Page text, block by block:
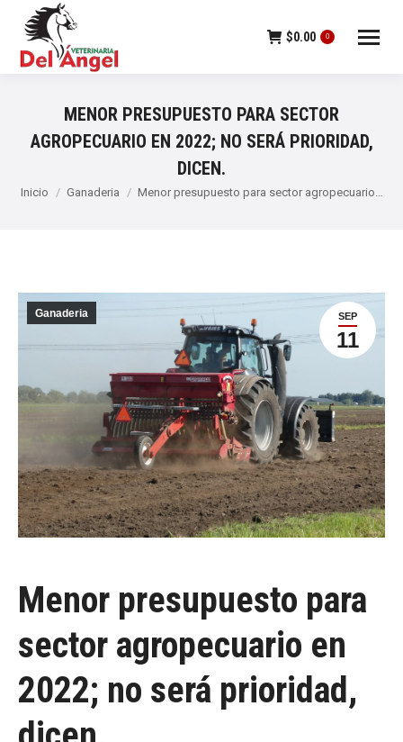
$0.00 0
MENOR PRESUPUESTO PARA SECTOR
AGROPECUARIO EN 2022; NO SERÁ PRIORIDAD,
DICEN.
Estás aquí:
Inicio Ganaderia Menor presupuesto para sector agropecuario…
SEP
11
Ganaderia
Menor presupuesto para
sector agropecuario en
2022; no será prioridad,